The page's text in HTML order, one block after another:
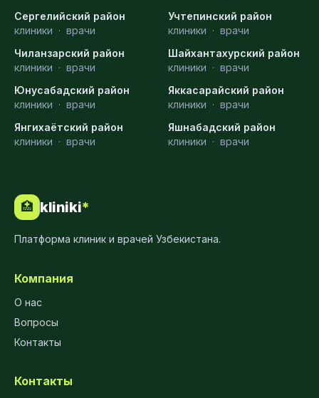
Сергелийский район
клиники · врачи
Учтепинский район
клиники · врачи
Чиланзарский район
клиники · врачи
Шайхантахурский район
клиники · врачи
Юнусабадский район
клиники · врачи
Яккасарайский район
клиники · врачи
Янгихаётский район
клиники · врачи
Яшнабадский район
клиники · врачи
🏥 kliniki*
Платформа клиник и врачей Узбекистана.
Компания
О нас
Вопросы
Контакты
Контакты